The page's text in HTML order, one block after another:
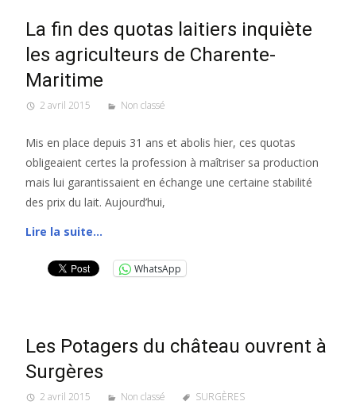
La fin des quotas laitiers inquiète
les agriculteurs de Charente-
Maritime
2 avril 2015 Non classé
Mis en place depuis 31 ans et abolis hier, ces quotas
obligeaient certes la profession à maîtriser sa production
mais lui garantissaient en échange une certaine stabilité
des prix du lait. Aujourd’hui,
Lire la suite…
WhatsApp
Les Potagers du château ouvrent à
Surgères
2 avril 2015 Non classé SURGÈRES